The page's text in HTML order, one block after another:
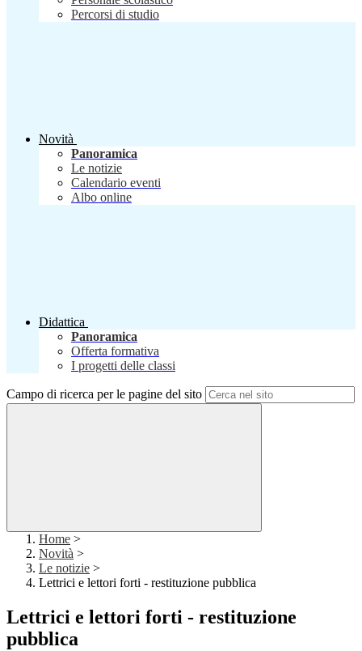
Percorsi di studio
Novità
Panoramica
Le notizie
Calendario eventi
Albo online
Didattica
Panoramica
Offerta formativa
I progetti delle classi
Campo di ricerca per le pagine del sito
Home >
Novità >
Le notizie >
Lettrici e lettori forti - restituzione pubblica
Lettrici e lettori forti - restituzione
pubblica